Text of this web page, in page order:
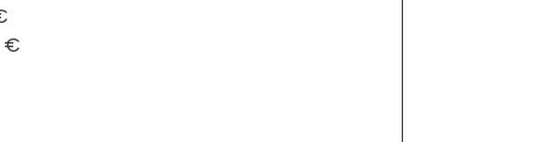
€